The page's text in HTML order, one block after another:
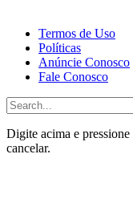
Termos de Uso
Políticas
Anúncie Conosco
Fale Conosco
Digite acima e pressione
cancelar.